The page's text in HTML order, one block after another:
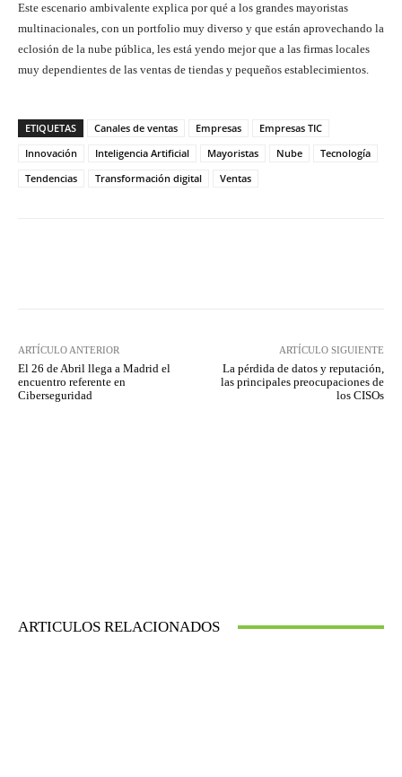
Este escenario ambivalente explica por qué a los grandes mayoristas
multinacionales, con un portfolio muy diverso y que están aprovechando la
eclosión de la nube pública, les está yendo mejor que a las firmas locales
muy dependientes de las ventas de tiendas y pequeños establecimientos.
ETIQUETAS Canales de ventas Empresas
Empresas TIC
Innovación
Inteligencia Artificial Mayoristas Nube
Tecnología
Tendencias
Transformación digital Ventas
ARTÍCULO ANTERIOR
El 26 de Abril llega a Madrid el
encuentro referente en
Ciberseguridad
ARTÍCULO SIGUIENTE
La pérdida de datos y reputación,
las principales preocupaciones de
los CISOs
ARTICULOS RELACIONADOS